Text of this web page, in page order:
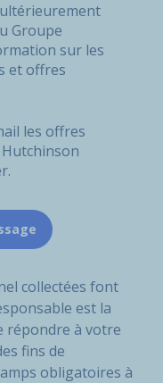
ultérieurement
Groupe
sur les
et offres
les offres
collectées font
est la
répondre à votre
fins de
obligatoires à